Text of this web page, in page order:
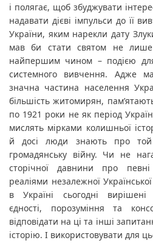
і полягає, щоб збуджувати
надавати дієві імпульси до її
України, яким нарекли дату
мав би стати святом не лише
найпершим чином – подією
системного вивчення. Адже
значна частина населення
більшість житомирян,
по 1921 роки не як період
мислять мірками колишньої
й досі люди знають про
громадянську війну. Чи не
сторічної давнини про
реаліями незалежної
в Україні сьогодні
єдності, порозуміння та
відповідати на ці та інші
історію. І використовувати для